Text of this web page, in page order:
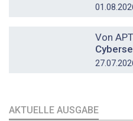
Von
AKTUELLE AUSGABE